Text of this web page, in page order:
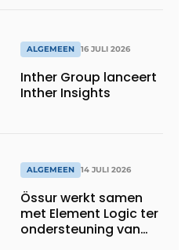
ALGEMEEN 16 JULI 2026
Inther Group lanceert
Inther Insights
ALGEMEEN 14 JULI 2026
Össur werkt samen
met Element Logic ter
ondersteuning van